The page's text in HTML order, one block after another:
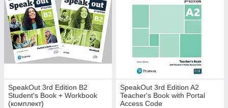
SpeakOut 3rd Edition B2
Student's Book + Workbook
(комплект)
SpeakOut 3rd Edition A2
Teacher's Book with Portal
Access Code